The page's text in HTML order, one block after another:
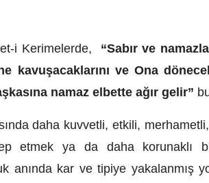
i Kerimelerde,
“Sabır ve namazla
kavuşacaklarını ve Ona
namaz elbette ağır gelir”
daha kuvvetli, etkili,
etmek ya da daha korunaklı
anında kar ve tipiye yakalanmış